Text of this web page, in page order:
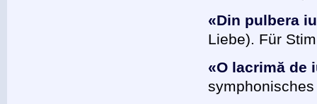
«Din pulbera
Liebe). Für
«O lacrimă de